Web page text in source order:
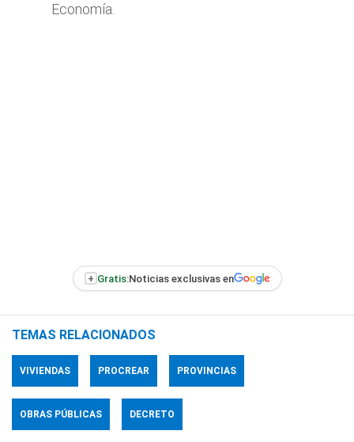
Economía.
+ Gratis:Noticias exclusivas en
TEMAS RELACIONADOS
VIVIENDAS PROCREAR PROVINCIAS
OBRAS PÚBLICAS DECRETO